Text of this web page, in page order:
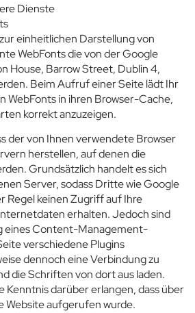
Dienste
einheitlichen Darstellung von
WebFonts die von der Google
House, Barrow Street, Dublin 4,
Beim Aufruf einer Seite lädt Ihr
WebFonts in ihren Browser-Cache,
korrekt anzuzeigen.
der von Ihnen verwendete Browser
herstellen, auf denen die
Grundsätzlich handelt es sich
Server, sodass Dritte wie Google
Regel keinen Zugriff auf Ihre
erhalten. Jedoch sind
eines Content-Management-
verschiedene Plugins
dennoch eine Verbindung zu
die Schriften von dort aus laden.
Kenntnis darüber erlangen, dass über
Website aufgerufen wurde.